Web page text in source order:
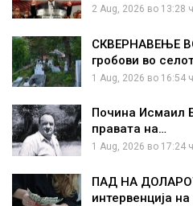
2 Aug, 2026 во 13:28
СКВЕРНАВЕЊЕ
гробови во
1 Aug, 2026 во 16:54
Почина Исмаил
правата на…
1 Aug, 2026 во 17:24
ПАД НА
интервенција